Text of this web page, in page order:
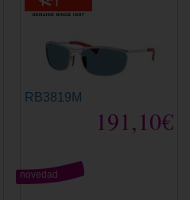
RB3819M
191,10€
novedad